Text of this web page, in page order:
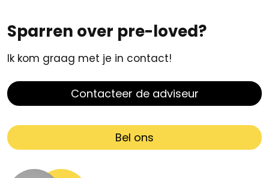
Sparren over pre-loved?
Ik kom graag met je in contact!
Contacteer de adviseur
Bel ons